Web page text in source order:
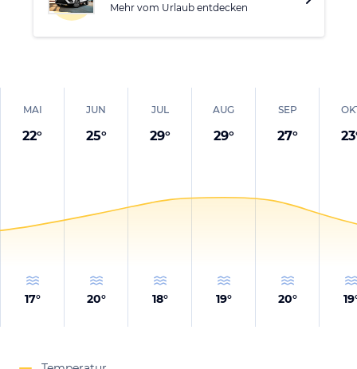
Mehr vom Urlaub entdecken
MAI
22°
17°
JUN
25°
20°
JUL
29°
18°
AUG
29°
19°
SEP
27°
20°
23
19